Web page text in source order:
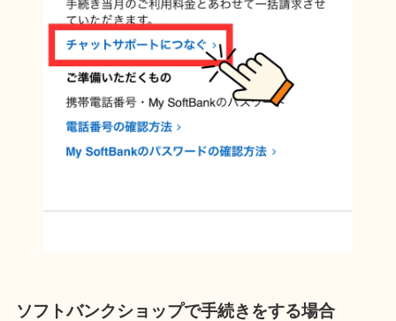
ソフトバンクショップで手続き をする場合